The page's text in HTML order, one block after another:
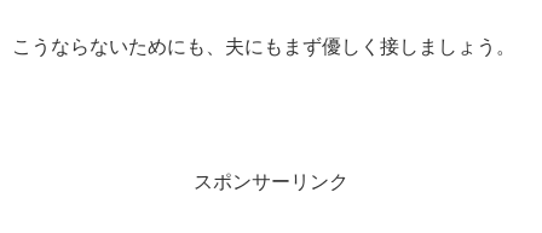
こうならないためにも、夫にもまず優しく接しましょう。
スポンサーリンク